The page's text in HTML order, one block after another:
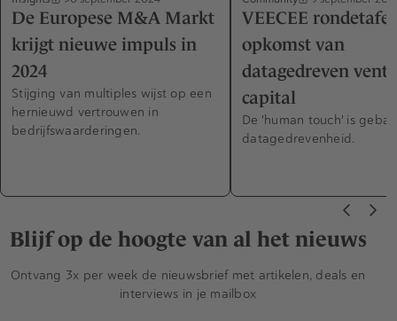
De Europese M&A Markt
krijgt nieuwe impuls in
2024
Stijging van multiples wijst op een
hernieuwd vertrouwen in
bedrijfswaarderingen.
VEECEE
opkomst van
datagedreven
capital
De 'human touch' is
datagedrevenheid.
Blijf op de hoogte van al het nieuws
Ontvang 3x per week de nieuwsbrief met artikelen, deals en
interviews in je mailbox